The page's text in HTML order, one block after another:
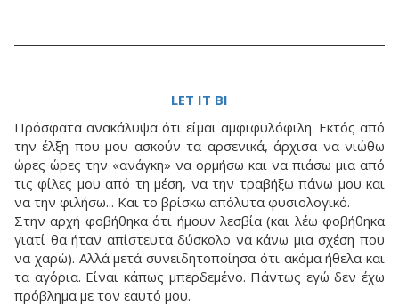
LET IT BI
Πρόσφατα ανακάλυψα ότι είμαι αμφιφυλόφιλη. Εκτός από
την έλξη που μου ασκούν τα αρσενικά, άρχισα να νιώθω
ώρες ώρες την «ανάγκη» να ορμήσω και να πιάσω μια από
τις φίλες μου από τη μέση, να την τραβήξω πάνω μου και
να την φιλήσω... Και το βρίσκω απόλυτα φυσιολογικό.
Στην αρχή φοβήθηκα ότι ήμουν λεσβία (και λέω φοβήθηκα
γιατί θα ήταν απίστευτα δύσκολο να κάνω μια σχέση που
να χαρώ). Αλλά μετά συνειδητοποίησα ότι ακόμα ήθελα και
τα αγόρια. Είναι κάπως μπερδεμένο. Πάντως εγώ δεν έχω
πρόβλημα με τον εαυτό μου.